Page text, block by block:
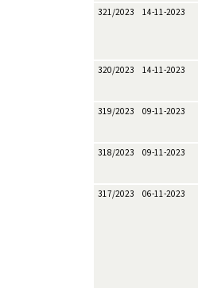
321/2023 14-11-2023
320/2023 14-11-2023
319/2023 09-11-2023
318/2023 09-11-2023
317/2023 06-11-2023